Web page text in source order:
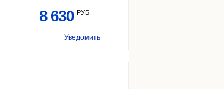
8 630 РУБ.
Уведомить